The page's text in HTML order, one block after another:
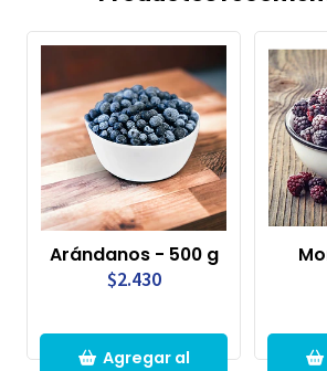
Arándanos - 500 g
$2.430
Agregar al